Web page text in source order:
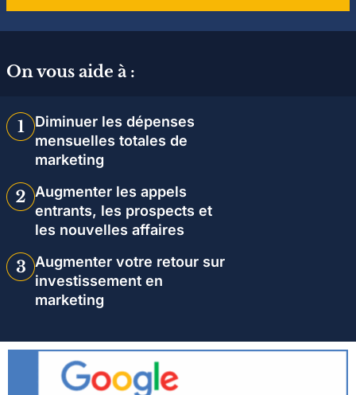
On vous aide à :
Diminuer les dépenses
mensuelles totales de
marketing
Augmenter les appels
entrants, les prospects et
les nouvelles affaires
Augmenter votre retour sur
investissement en
marketing